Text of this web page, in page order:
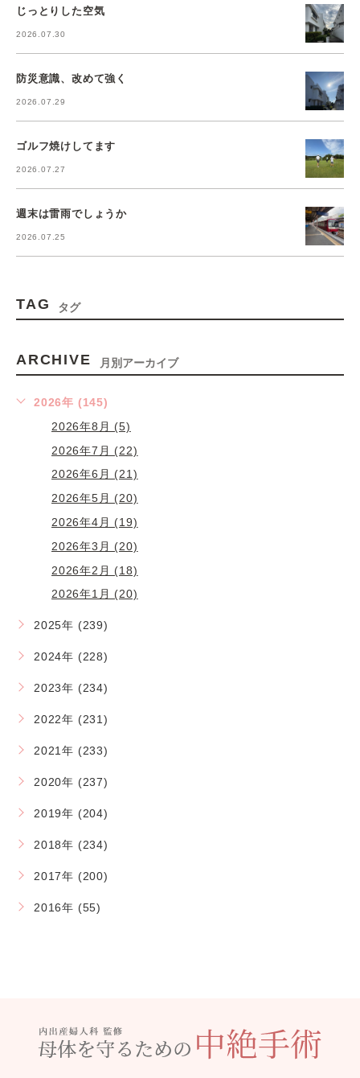
じっとりした空気
2026.07.30
防災意識、改めて強く
2026.07.29
ゴルフ焼けしてます
2026.07.27
週末は雷雨でしょうか
2026.07.25
TAG タグ
ARCHIVE 月別アーカイブ
2026年 (145)
2026年8月 (5)
2026年7月 (22)
2026年6月 (21)
2026年5月 (20)
2026年4月 (19)
2026年3月 (20)
2026年2月 (18)
2026年1月 (20)
2025年 (239)
2024年 (228)
2023年 (234)
2022年 (231)
2021年 (233)
2020年 (237)
2019年 (204)
2018年 (234)
2017年 (200)
2016年 (55)